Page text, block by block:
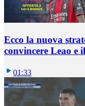
Ecco la nuova
convincere Leao e
01:33